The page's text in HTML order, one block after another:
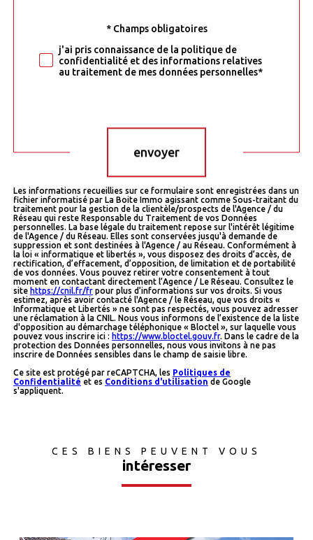
Validation* Champs obligatoires
j'ai pris connaissance de la politique de
confidentialité et des informations relatives
au traitement de mes données personnelles*
envoyer
Les informations recueillies sur ce formulaire sont enregistrées dans un
fichier informatisé par La Boite Immo agissant comme Sous-traitant du
traitement pour la gestion de la clientèle/prospects de l'Agence / du
Réseau qui reste Responsable du Traitement de vos Données
personnelles. La base légale du traitement repose sur l'intérêt légitime
de l'Agence / du Réseau. Elles sont conservées jusqu'à demande de
suppression et sont destinées à l'Agence / au Réseau. Conformément à
la loi « informatique et libertés », vous disposez des droits d’accès, de
rectification, d’effacement, d’opposition, de limitation et de portabilité
de vos données. Vous pouvez retirer votre consentement à tout
moment en contactant directement l’Agence / Le Réseau. Consultez le
site https://cnil.fr/fr pour plus d’informations sur vos droits. Si vous
estimez, après avoir contacté l'Agence / le Réseau, que vos droits «
Informatique et Libertés » ne sont pas respectés, vous pouvez adresser
une réclamation à la CNIL. Nous vous informons de l’existence de la liste
d'opposition au démarchage téléphonique « Bloctel », sur laquelle vous
pouvez vous inscrire ici : https://www.bloctel.gouv.fr. Dans le cadre de la
protection des Données personnelles, nous vous invitons à ne pas
inscrire de Données sensibles dans le champ de saisie libre.
Ce site est protégé par reCAPTCHA, les Politiques de
Confidentialité et es Conditions d'utilisation de Google
s'appliquent.
CES BIENS PEUVENT VOUS
intéresser